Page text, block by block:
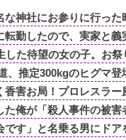
な神社にお参りに行っ
転勤したので、実家と
した待望の女の子。お
、推定300kgのヒグマ
香害お局！プロレスラ
た俺が「殺人事件の被
です」と名乗る男にド